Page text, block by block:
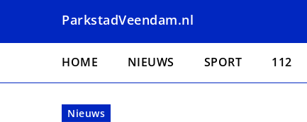
naar
ParkstadVeendam.nl
Hoofdnavigatie
HOME NIEUWS SPORT 112
Nieuws